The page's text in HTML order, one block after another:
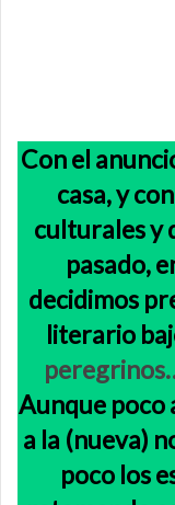
Con el
casa, y
culturales y
pasado,
decidimos
literario
Aunque poco
a la (nueva)
poco los